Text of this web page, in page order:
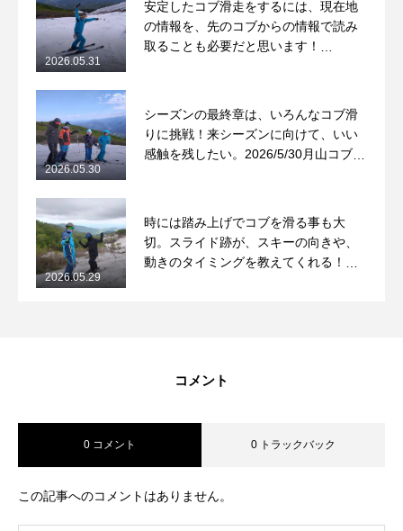
安定したコブ滑走をするには、現在地
の情報を、先のコブからの情報で読み
取ることも必要だと思います！
2026.05.31
シーズンの最終章は、いろんなコブ滑
りに挑戦！来シーズンに向けて、いい
感触を残したい。2026/5/30月山コブレ
2026.05.30
時には踏み上げでコブを滑る事も大
切。スライド跡が、スキーの向きや、
動きのタイミングを教えてくれる！
2026.05.29
コメント
0 コメント 0 トラックバック
この記事へのコメントはありません。